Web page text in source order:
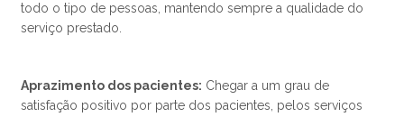
todo o tipo de pessoas, mantendo sempre a qualidade do
serviço prestado.
Aprazimento dos pacientes: Chegar a um grau de
satisfação positivo por parte dos pacientes, pelos serviços